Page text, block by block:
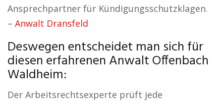
Ansprechpartner für Kündigungsschutzklagen.
– Anwalt Dransfeld
Deswegen entscheidet man sich für
diesen erfahrenen Anwalt Offenbach
Waldheim:
Der Arbeitsrechtsexperte prüft jede